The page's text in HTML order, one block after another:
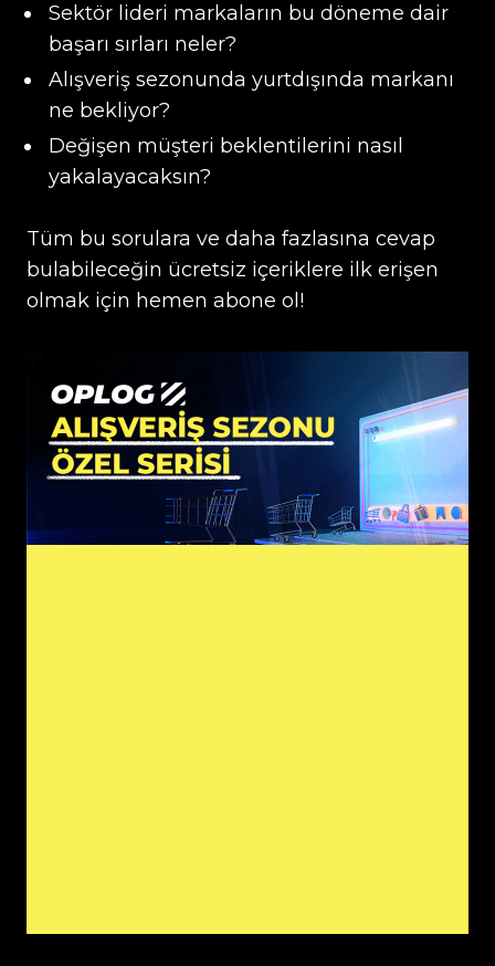
Sektör lideri markaların bu döneme dair
başarı sırları neler?
Alışveriş sezonunda yurtdışında markanı
ne bekliyor?
Değişen müşteri beklentilerini nasıl
yakalayacaksın?
Tüm bu sorulara ve daha fazlasına cevap
bulabileceğin ücretsiz içeriklere ilk erişen
olmak için hemen abone ol!